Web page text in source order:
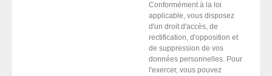
Conformément à la loi
applicable, vous disposez
d'un droit d'accès, de
rectification, d'opposition et
de suppression de vos
données personnelles. Pour
l'exercer, vous pouvez